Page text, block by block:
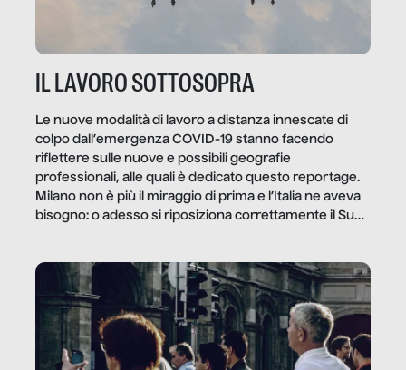
IL LAVORO SOTTOSOPRA
Le nuove modalità di lavoro a distanza innescate di
colpo dall’emergenza COVID-19 stanno facendo
riflettere sulle nuove e possibili geografie
professionali, alle quali è dedicato questo reportage.
Milano non è più il miraggio di prima e l’Italia ne aveva
bisogno: o adesso si riposiziona correttamente il Sud